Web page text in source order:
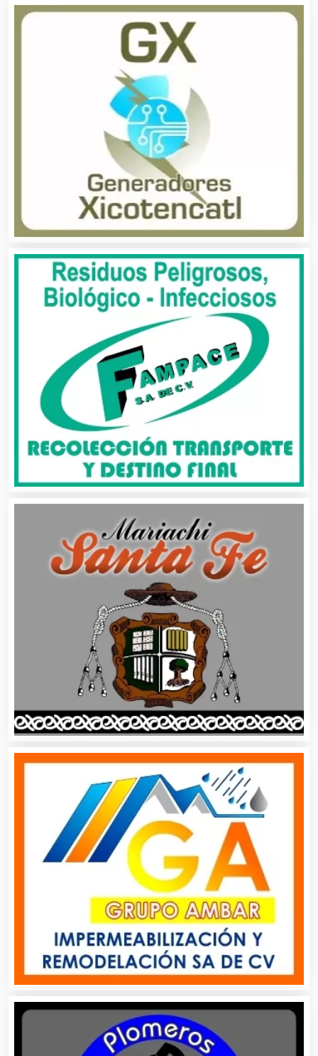
Análisis Clínicos
Análisis de Aguas
Animadores de Eventos
Aparatos y Equipos Eléctricos
Arquitectos
Artes Gráficas
Artesanías
Artículos de Oficina
Artículos de Piel
Artículos Deportivos
Artículos Importados
Artículos para el Hogar
Artículos para Regalos
Artículos Personales
Artículos Publicitarios
Aseguradoras
Asesores Técnicos
Asesoría Fiscal